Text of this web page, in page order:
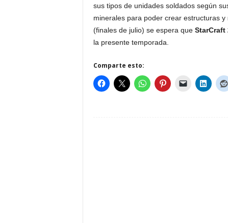
sus tipos de unidades soldados según
minerales para poder crear estructuras
(finales de julio) se espera que StarCraft
la presente temporada.
Comparte esto: